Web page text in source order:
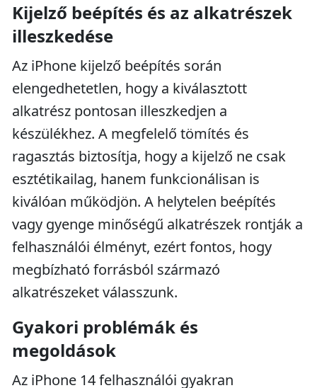
Kijelző beépítés és az alkatrészek
illeszkedése
Az iPhone kijelző beépítés során
elengedhetetlen, hogy a kiválasztott
alkatrész pontosan illeszkedjen a
készülékhez. A megfelelő tömítés és
ragasztás biztosítja, hogy a kijelző ne csak
esztétikailag, hanem funkcionálisan is
kiválóan működjön. A helytelen beépítés
vagy gyenge minőségű alkatrészek rontják a
felhasználói élményt, ezért fontos, hogy
megbízható forrásból származó
alkatrészeket válasszunk.
Gyakori problémák és
megoldások
Az iPhone 14 felhasználói gyakran